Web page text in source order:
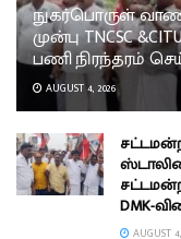
நுகர்பொருள்
முன்பு TNCSC
பணி நிரந்தரம்
AUGUST 4, 2026
DMK-
AUGUST